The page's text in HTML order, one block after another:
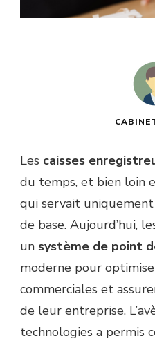
Les caisses
du temps, et bien loin
qui servait
de base. Aujourd’hui,
un système de point
moderne pour
commerciales et
de leur entreprise.
technologies a permis